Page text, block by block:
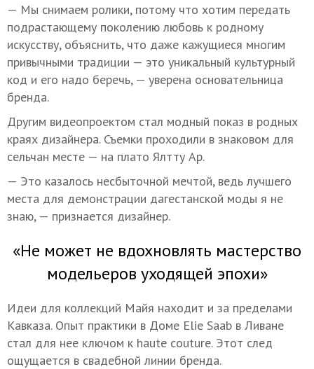
— Мы снимаем ролики, потому что хотим передать
подрастающему поколению любовь к родному
искусству, объяснить, что даже кажущиеся многим
привычными традиции — это уникальный культурный
код и его надо беречь, — уверена основательница
бренда.
Другим видеопроектом стал модный показ в родных
краях дизайнера. Съемки проходили в знаковом для
сельчан месте — на плато Ялтту Ар.
— Это казалось несбыточной мечтой, ведь лучшего
места для демонстрации дагестанской моды я не
знаю, — признается дизайнер.
«Не может не вдохновлять мастерство
модельеров уходящей эпохи»
Идеи для коллекций Майя находит и за пределами
Кавказа. Опыт практики в Доме Elie Saab в Ливане
стал для нее ключом к haute couture. Этот след
ощущается в свадебной линии бренда.